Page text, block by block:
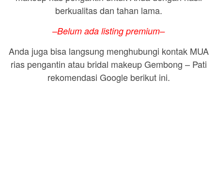
berkualitas dan tahan lama.
–Belum ada listing premium–
Anda juga bisa langsung menghubungi kontak MUA
rias pengantin atau bridal makeup Gembong – Pati
rekomendasi Google berikut ini.